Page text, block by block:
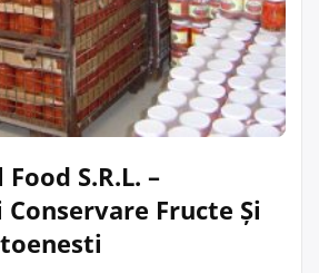
S.R.L. –
Conservare Fructe Și